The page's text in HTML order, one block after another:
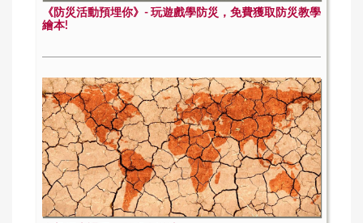
《防災活動預埋你》- 玩遊戲學防災，免費獲取防災教學
繪本!